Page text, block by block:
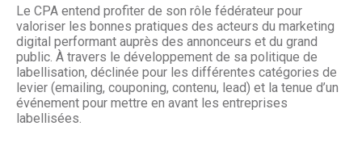
Le CPA entend profiter de son rôle fédérateur pour
valoriser les bonnes pratiques des acteurs du marketing
digital performant auprès des annonceurs et du grand
public. À travers le développement de sa politique de
labellisation, déclinée pour les différentes catégories de
levier (emailing, couponing, contenu, lead) et la tenue d’un
événement pour mettre en avant les entreprises
labellisées.